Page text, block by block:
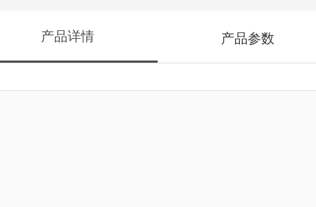
产品详情 产品参数